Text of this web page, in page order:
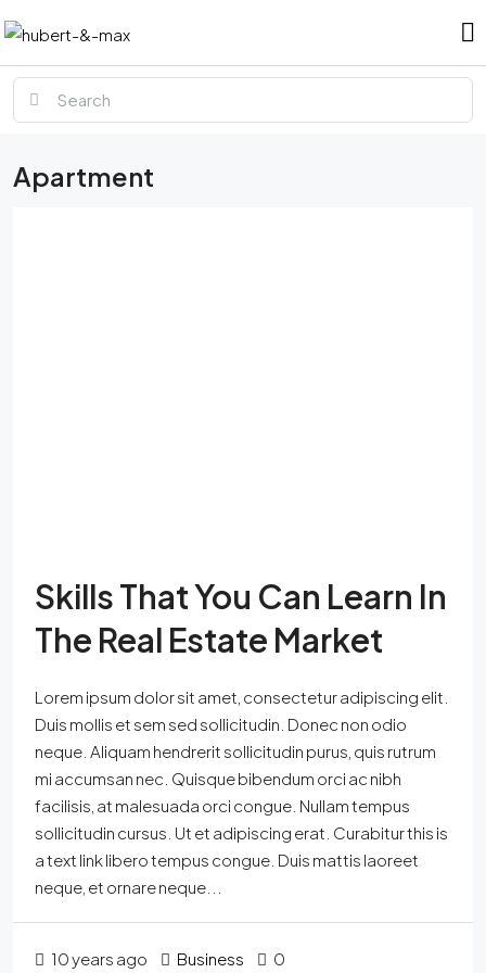
Apartment
Skills That You Can Learn In
The Real Estate Market
Lorem ipsum dolor sit amet, consectetur adipiscing elit.
Duis mollis et sem sed sollicitudin. Donec non odio
neque. Aliquam hendrerit sollicitudin purus, quis rutrum
mi accumsan nec. Quisque bibendum orci ac nibh
facilisis, at malesuada orci congue. Nullam tempus
sollicitudin cursus. Ut et adipiscing erat. Curabitur this is
a text link libero tempus congue. Duis mattis laoreet
neque, et ornare neque...
10 years ago Business 0